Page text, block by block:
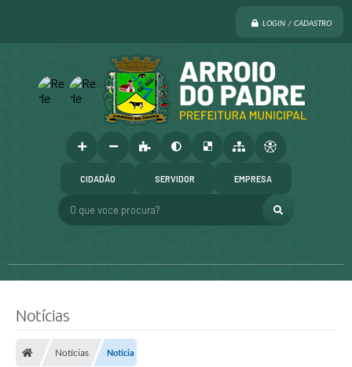
LOGIN / CADASTRO
O que voce procura?
CIDADÃO SERVIDOR EMPRESA
Notícias
Notícias Notícia